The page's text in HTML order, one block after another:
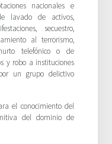
nacionales e
lavado de activos,
secuestro,
al terrorismo,
telefónico o de
y robo a instituciones
un grupo delictivo
el conocimiento del
del dominio de